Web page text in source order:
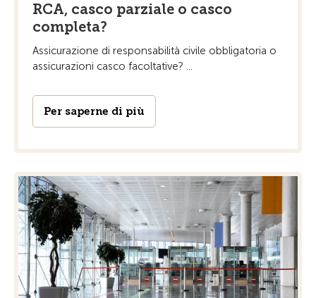
RCA, casco parziale o casco
completa?
Assicurazione di responsabilità civile obbligatoria o
assicurazioni casco facoltative? ...
Per saperne di più